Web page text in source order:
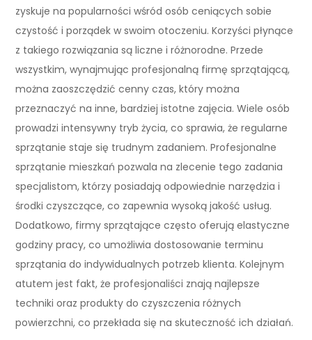
zyskuje na popularności wśród osób ceniących sobie
czystość i porządek w swoim otoczeniu. Korzyści płynące
z takiego rozwiązania są liczne i różnorodne. Przede
wszystkim, wynajmując profesjonalną firmę sprzątającą,
można zaoszczędzić cenny czas, który można
przeznaczyć na inne, bardziej istotne zajęcia. Wiele osób
prowadzi intensywny tryb życia, co sprawia, że regularne
sprzątanie staje się trudnym zadaniem. Profesjonalne
sprzątanie mieszkań pozwala na zlecenie tego zadania
specjalistom, którzy posiadają odpowiednie narzędzia i
środki czyszczące, co zapewnia wysoką jakość usług.
Dodatkowo, firmy sprzątające często oferują elastyczne
godziny pracy, co umożliwia dostosowanie terminu
sprzątania do indywidualnych potrzeb klienta. Kolejnym
atutem jest fakt, że profesjonaliści znają najlepsze
techniki oraz produkty do czyszczenia różnych
powierzchni, co przekłada się na skuteczność ich działań.